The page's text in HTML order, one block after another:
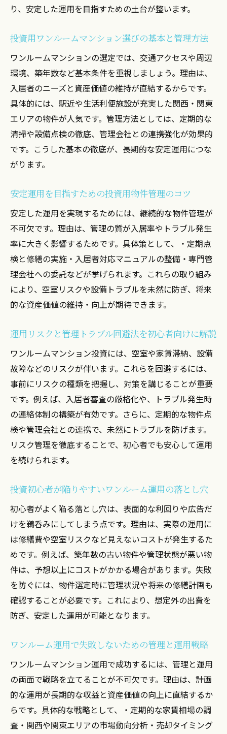
投資初心者が知るべき関西関東の管理と運
投資用ワンルームマンションの地域事情と
管理体制
関西関東の空室リスクと管理運用の対応策
を学ぶ
関西関東で投資初心者が注意すべき管理の
実践法
投資初心者が知るべき売却と税金対策とは
ワンルームマンション売却の流れと税金の
投資初心者が押さえるべき売却時の税金対
売却を見据えたワンルーム運用と税金負担
の軽減法
投資用ワンルームマンション売却時の管理
と税金処理
関西関東での売却戦略と税金対策のポイン
トを解説
ク回避術
不安を解消するワンルーム運用のコツ
初心者が抱きやすい投資用運用の悩みと解
消法
ワンルーム運用における失敗例と管理改善
策の紹介
投資初心者向け運用や管理の安心ポイント
を押さえる
投資用ワンルームの空室リスクと管理の対
運用と管理でよくある不安の原因とその対
処法
投資初心者が安心して続ける運用管理の心
構え
成功例から学ぶ運用と管理の実践ポイント
ワンルームマンション投資成功例に学ぶ運
用のコツ
管理が行き届いた運用実践例と成功の秘訣
投資用ワンルームで成果を出す運用管理の
実践法
成功事例に見る関西関東での運用と管理の
工夫
運用と管理の成功事例から学ぶリスク対策
投資初心者が実践できるワンルーム運用の
り、安定した運用を目指すための土台が整います。
投資用ワンルームマンション選びの基本と管理方法
ワンルームマンションの選定では、交通アクセスや周辺
環境、築年数など基本条件を重視しましょう。理由は、
入居者のニーズと資産価値の維持が直結するからです。
具体的には、駅近や生活利便施設が充実した関西・関東
エリアの物件が人気です。管理方法としては、定期的な
清掃や設備点検の徹底、管理会社との連携強化が効果的
です。こうした基本の徹底が、長期的な安定運用につな
がります。
安定運用を目指すための投資用物件管理のコツ
安定した運用を実現するためには、継続的な物件管理が
不可欠です。理由は、管理の質が入居率やトラブル発生
率に大きく影響するためです。具体策として、・定期点
検と修繕の実施・入居者対応マニュアルの整備・専門管
理会社への委託などが挙げられます。これらの取り組み
により、空室リスクや設備トラブルを未然に防ぎ、将来
的な資産価値の維持・向上が期待できます。
運用リスクと管理トラブル回避法を初心者向けに解説
ワンルームマンション投資には、空室や家賃滞納、設備
故障などのリスクが伴います。これらを回避するには、
事前にリスクの種類を把握し、対策を講じることが重要
です。例えば、入居者審査の厳格化や、トラブル発生時
の連絡体制の構築が有効です。さらに、定期的な物件点
検や管理会社との連携で、未然にトラブルを防げます。
リスク管理を徹底することで、初心者でも安心して運用
を続けられます。
投資初心者が陥りやすいワンルーム運用の落とし穴
初心者がよく陥る落とし穴は、表面的な利回りや広告だ
けを鵜呑みにしてしまう点です。理由は、実際の運用に
は修繕費や空室リスクなど見えないコストが発生するた
めです。例えば、築年数の古い物件や管理状態が悪い物
件は、予想以上にコストがかかる場合があります。失敗
を防ぐには、物件選定時に管理状況や将来の修繕計画も
確認することが必要です。これにより、想定外の出費を
防ぎ、安定した運用が可能となります。
ワンルーム運用で失敗しないための管理と運用戦略
ワンルームマンション運用で成功するには、管理と運用
の両面で戦略を立てることが不可欠です。理由は、計画
的な運用が長期的な収益と資産価値の向上に直結するか
らです。具体的な戦略として、・定期的な家賃相場の調
査・関西や関東エリアの市場動向分析・売却タイミング